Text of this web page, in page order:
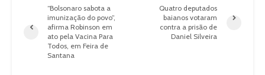
“Bolsonaro sabota a
imunização do povo”,
afirma Robinson em
ato pela Vacina Para
Todos, em Feira de
Santana
Quatro deputados
baianos votaram
contra a prisão de
Daniel Silveira